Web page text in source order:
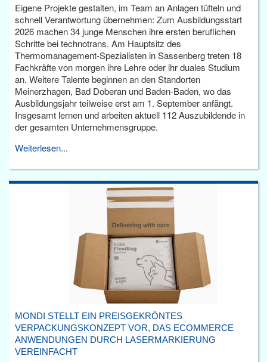
Eigene Projekte gestalten, im Team an Anlagen tüfteln und
schnell Verantwortung übernehmen: Zum Ausbildungsstart
2026 machen 34 junge Menschen ihre ersten beruflichen
Schritte bei technotrans. Am Hauptsitz des
Thermomanagement-Spezialisten in Sassenberg treten 18
Fachkräfte von morgen ihre Lehre oder ihr duales Studium
an. Weitere Talente beginnen an den Standorten
Meinerzhagen, Bad Doberan und Baden-Baden, wo das
Ausbildungsjahr teilweise erst am 1. September anfängt.
Insgesamt lernen und arbeiten aktuell 112 Auszubildende in
der gesamten Unternehmensgruppe.
Weiterlesen...
MONDI STELLT EIN PREISGEKRÖNTES
VERPACKUNGSKONZEPT VOR, DAS ECOMMERCE
ANWENDUNGEN DURCH LASERMARKIERUNG
VEREINFACHT